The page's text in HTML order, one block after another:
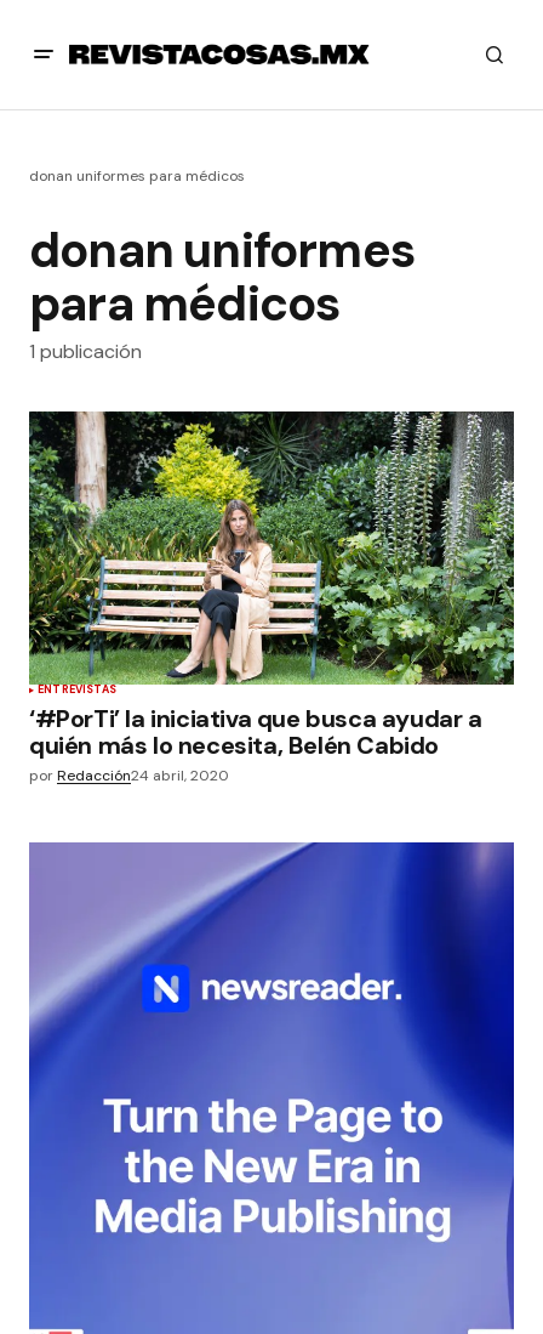
donan uniformes para médicos
donan uniformes
para médicos
1 publicación
ENTREVISTAS
‘#PorTi’ la iniciativa que busca ayudar a
quién más lo necesita, Belén Cabido
porRedacción24 abril, 2020